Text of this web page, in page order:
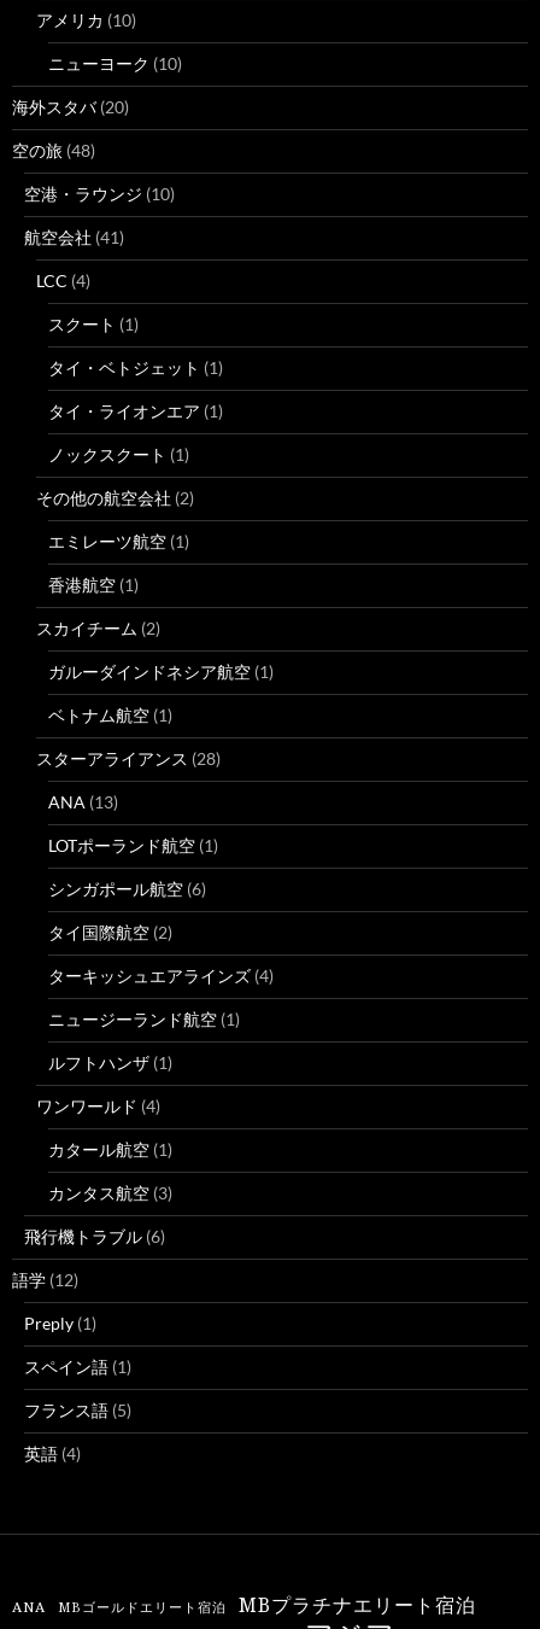
アメリカ (10)
ニューヨーク (10)
海外スタバ(20)
空の旅 (48)
空港・ラウンジ (10)
航空会社 (41)
LCC (4)
スクート (1)
タイ・ベトジェット (1)
タイ・ライオンエア (1)
ノックスクート (1)
その他の航空会社 (2)
エミレーツ航空 (1)
香港航空 (1)
スカイチーム (2)
ガルーダインドネシア航空 (1)
ベトナム航空 (1)
スターアライアンス (28)
ANA (13)
LOTポーランド航空 (1)
シンガポール航空 (6)
タイ国際航空 (2)
ターキッシュエアラインズ (4)
ニュージーランド航空 (1)
ルフトハンザ (1)
ワンワールド (4)
カタール航空 (1)
カンタス航空 (3)
飛行機トラブル (6)
語学 (12)
Preply (1)
スペイン語 (1)
フランス語 (5)
英語 (4)
ANA MBゴールドエリート宿泊 MBプラチナエリート宿泊